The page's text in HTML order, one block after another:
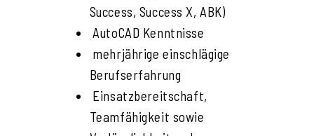
Success, Success X, ABK)
AutoCAD Kenntnisse
mehrjährige einschlägige
Berufserfahrung
Einsatzbereitschaft,
Teamfähigkeit sowie